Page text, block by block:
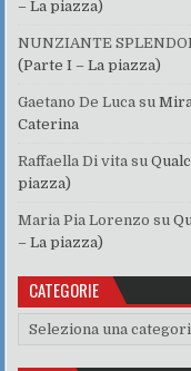
– La piazza)
NUNZIANTE
(Parte I – La piazza)
Gaetano De Luca su
Caterina
Raffaella Di vita su
piazza)
Maria Pia Lorenzo su
– La piazza)
CATEGORIE
Categorie